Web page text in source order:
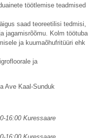
töötlemise teadmised
saad teoreetilisi tedmisi,
jagamisrõõmu. Kolm töötuba
ja kuumaõhufritüüri ehk
ja
Ave Kaal-Sunduk
16:00 Kuressaare